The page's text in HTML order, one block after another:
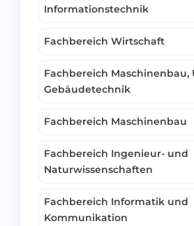
Informationstechnik
Fachbereich Wirtschaft
Fachbereich
Gebäudetechnik
Fachbereich Maschinenbau
Fachbereich Ingenieur- und
Naturwissenschaften
Fachbereich Informatik und
Kommunikation